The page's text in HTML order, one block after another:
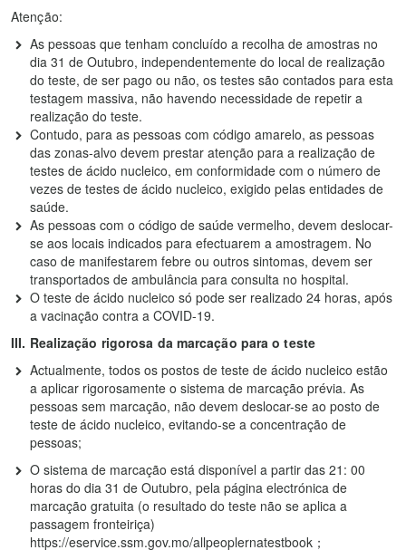
Atenção:
As pessoas que tenham concluído a recolha de amostras no
dia 31 de Outubro, independentemente do local de realização
do teste, de ser pago ou não, os testes são contados para esta
testagem massiva, não havendo necessidade de repetir a
realização do teste.
Contudo, para as pessoas com código amarelo, as pessoas
das zonas-alvo devem prestar atenção para a realização de
testes de ácido nucleico, em conformidade com o número de
vezes de testes de ácido nucleico, exigido pelas entidades de
saúde.
As pessoas com o código de saúde vermelho, devem deslocar-
se aos locais indicados para efectuarem a amostragem. No
caso de manifestarem febre ou outros sintomas, devem ser
transportados de ambulância para consulta no hospital.
O teste de ácido nucleico só pode ser realizado 24 horas, após
a vacinação contra a COVID-19.
III. Realização rigorosa da marcação para o teste
Actualmente, todos os postos de teste de ácido nucleico estão
a aplicar rigorosamente o sistema de marcação prévia. As
pessoas sem marcação, não devem deslocar-se ao posto de
teste de ácido nucleico, evitando-se a concentração de
pessoas;
O sistema de marcação está disponível a partir das 21: 00
horas do dia 31 de Outubro, pela página electrónica de
marcação gratuita (o resultado do teste não se aplica a
passagem fronteiriça)
https://eservice.ssm.gov.mo/allpeoplernatestbook；